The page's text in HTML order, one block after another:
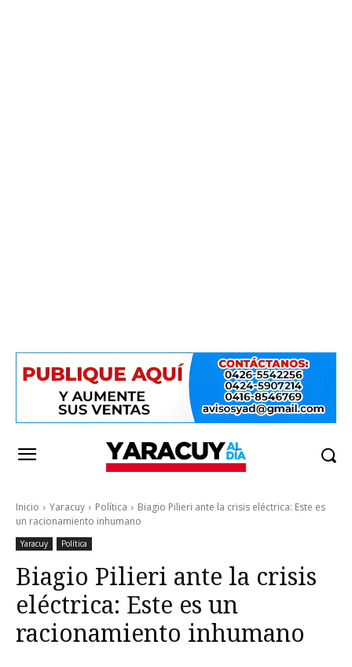
Inicio Yaracuy Política
Biagio Pilieri ante la crisis eléctrica: Este es
un racionamiento inhumano
Yaracuy Política
Biagio Pilieri ante la crisis
eléctrica: Este es un
racionamiento inhumano